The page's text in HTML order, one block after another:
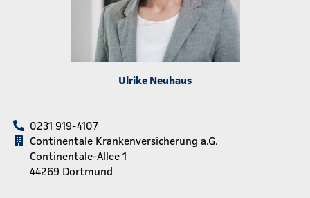
Ulrike Neuhaus
0231 919-4107
Continentale Krankenversicherung a.G.
Continentale-Allee 1
44269 Dortmund